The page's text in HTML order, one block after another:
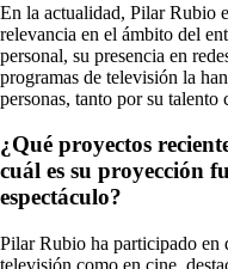
En la actualidad, Pilar Rubio
relevancia en el ámbito del
personal, su presencia en
programas de televisión la
personas, tanto por su
¿Qué proyectos
cuál es su proyección
espectáculo?
Pilar Rubio ha participado en
televisión como en cine,